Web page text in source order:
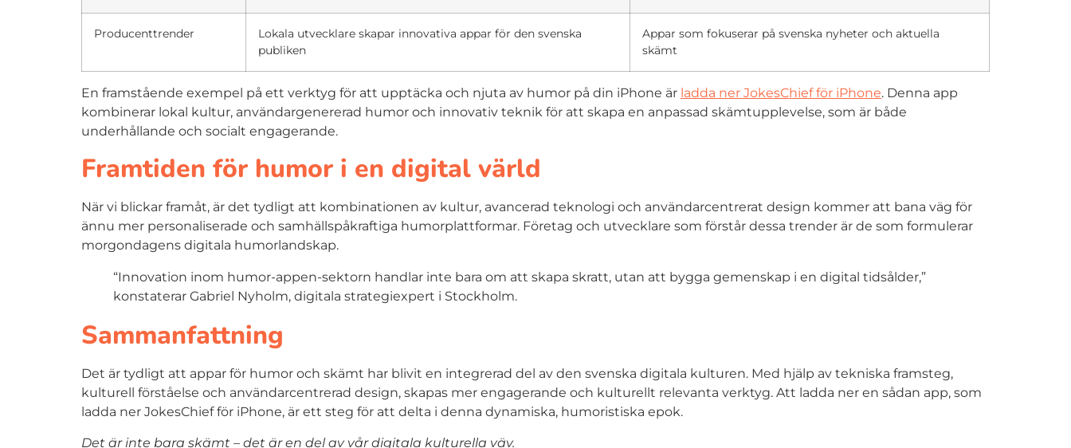
Producenttrender
Lokala utvecklare skapar innovativa appar för den svenska
publiken
Appar som fokuserar på svenska nyheter och aktuella
skämt
En framstående exempel på ett verktyg för att upptäcka och njuta av humor på din iPhone är ladda ner JokesChief för iPhone. Denna app
kombinerar lokal kultur, användargenererad humor och innovativ teknik för att skapa en anpassad skämtupplevelse, som är både
underhållande och socialt engagerande.
Framtiden för humor i en digital värld
När vi blickar framåt, är det tydligt att kombinationen av kultur, avancerad teknologi och användarcentrerat design kommer att bana väg för
ännu mer personaliserade och samhällspåkraftiga humorplattformar. Företag och utvecklare som förstår dessa trender är de som formulerar
morgondagens digitala humorlandskap.
“Innovation inom humor-appen-sektorn handlar inte bara om att skapa skratt, utan att bygga gemenskap i en digital tidsålder,”
konstaterar Gabriel Nyholm, digitala strategiexpert i Stockholm.
Sammanfattning
Det är tydligt att appar för humor och skämt har blivit en integrerad del av den svenska digitala kulturen. Med hjälp av tekniska framsteg,
kulturell förståelse och användarcentrerad design, skapas mer engagerande och kulturellt relevanta verktyg. Att ladda ner en sådan app, som
ladda ner JokesChief för iPhone, är ett steg för att delta i denna dynamiska, humoristiska epok.
Det är inte bara skämt – det är en del av vår digitala kulturella väv.